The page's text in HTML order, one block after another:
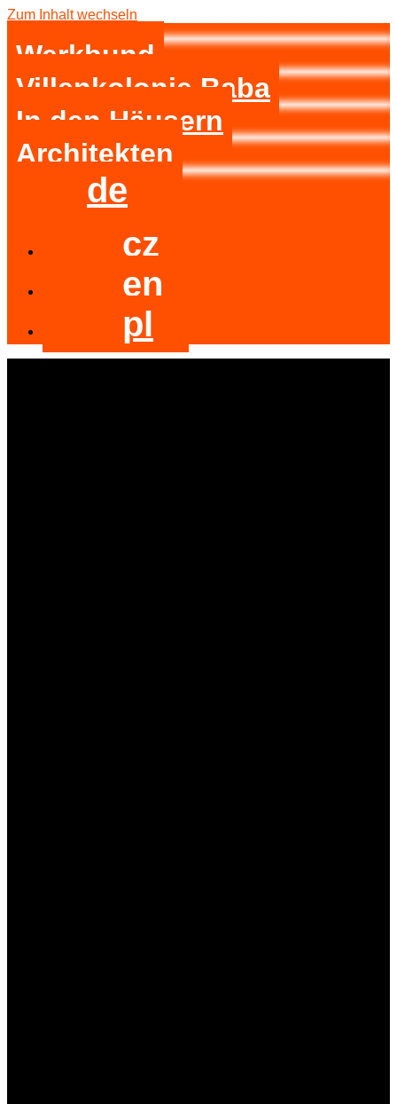
Zum Inhalt wechseln
Werkbund
Villenkolonie Baba
In den Häusern
Architekten
de
cz
en
pl